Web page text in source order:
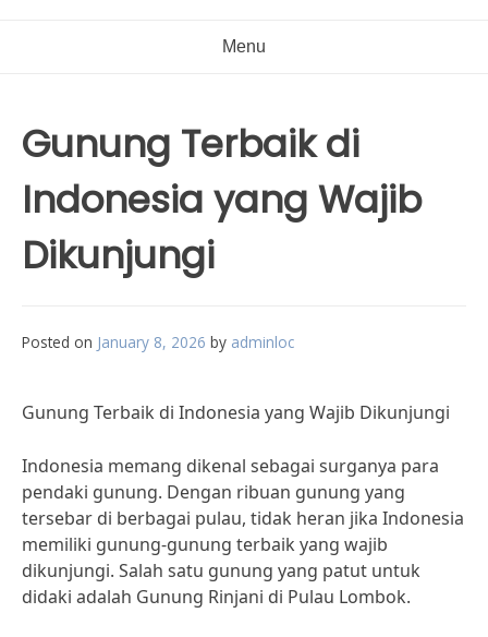
Menu
Gunung Terbaik di
Indonesia yang Wajib
Dikunjungi
Posted on January 8, 2026 by adminloc
Gunung Terbaik di Indonesia yang Wajib Dikunjungi
Indonesia memang dikenal sebagai surganya para
pendaki gunung. Dengan ribuan gunung yang
tersebar di berbagai pulau, tidak heran jika Indonesia
memiliki gunung-gunung terbaik yang wajib
dikunjungi. Salah satu gunung yang patut untuk
didaki adalah Gunung Rinjani di Pulau Lombok.